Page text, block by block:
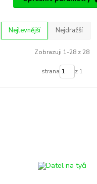
Nejlevnější Nejdražší
Zobrazuji 1-28 z 28
strana z 1